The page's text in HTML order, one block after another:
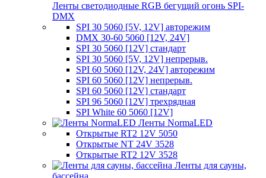
Ленты светодиодные RGB бегущий огонь SPI-
DMX
SPI 30 5060 [5V, 12V] авторежим
DMX 30-60 5060 [12V, 24V]
SPI 30 5060 [12V] стандарт
SPI 30 5060 [5V, 12V] непрерыв.
SPI 60 5060 [12V, 24V] авторежим
SPI 60 5060 [12V] непрерыв.
SPI 60 5060 [12V] стандарт
SPI 96 5060 [12V] трехрядная
SPI White 60 5060 [12V]
Ленты NormaLED
Открытые RT2 12V 5050
Открытые NT 24V 3528
Открытые RT2 12V 3528
Ленты для сауны,
бассейна